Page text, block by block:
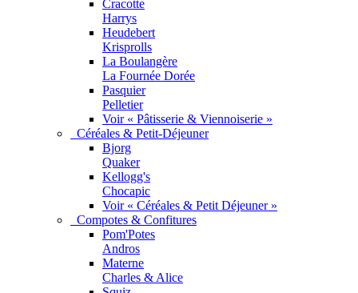
Cracotte
Harrys
Heudebert
Krisprolls
La Boulangère
La Fournée Dorée
Pasquier
Pelletier
Voir « Pâtisserie & Viennoiserie »
Céréales & Petit-Déjeuner
Bjorg
Quaker
Kellogg's
Chocapic
Voir « Céréales & Petit Déjeuner »
Compotes & Confitures
Pom'Potes
Andros
Materne
Charles & Alice